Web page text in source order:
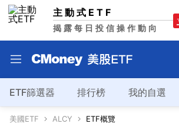
主動式ETF
揭露每日投信操作動向
ETF篩選器 排行榜 我的自選
美國ETF ALCY ETF概覽